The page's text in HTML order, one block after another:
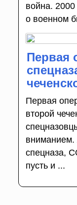
война. 2000
о военном
Первая
Первая
второй
вниманием.
спецназа,
пусть и ...